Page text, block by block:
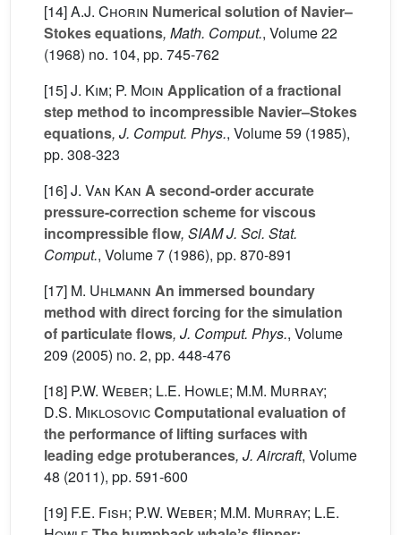
[14]A.J. Chorin Numerical solution of Navier–
Stokes equations, Math. Comput., Volume 22
(1968) no. 104, pp. 745-762
[15]J. Kim; P. Moin Application of a fractional
step method to incompressible Navier–Stokes
equations, J. Comput. Phys., Volume 59 (1985),
pp. 308-323
[16]J. Van Kan A second-order accurate
pressure-correction scheme for viscous
incompressible flow, SIAM J. Sci. Stat.
Comput., Volume 7 (1986), pp. 870-891
[17] M. Uhlmann An immersed boundary
method with direct forcing for the simulation
of particulate flows, J. Comput. Phys., Volume
209 (2005) no. 2, pp. 448-476
[18] P.W. Weber; L.E. Howle; M.M. Murray;
D.S. MiklosovicComputational evaluation of
the performance of lifting surfaces with
leading edge protuberances, J. Aircraft, Volume
48 (2011), pp. 591-600
[19] F.E. Fish; P.W. Weber; M.M. Murray; L.E.